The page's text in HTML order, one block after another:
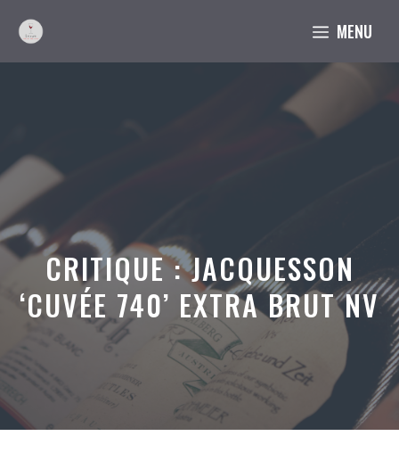
contenu
MENU
CRITIQUE : JACQUESSON
‘CUVÉE 740’ EXTRA BRUT NV